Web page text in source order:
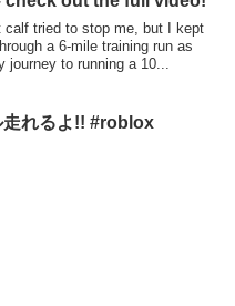
calf tried to stop me, but I kept
a 6-mile training run as
journey to running a 10...
走れるよ!! #roblox